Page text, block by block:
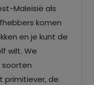
Maleisië als
komen
en je kunt de
wilt. We
soorten
primitiever, de